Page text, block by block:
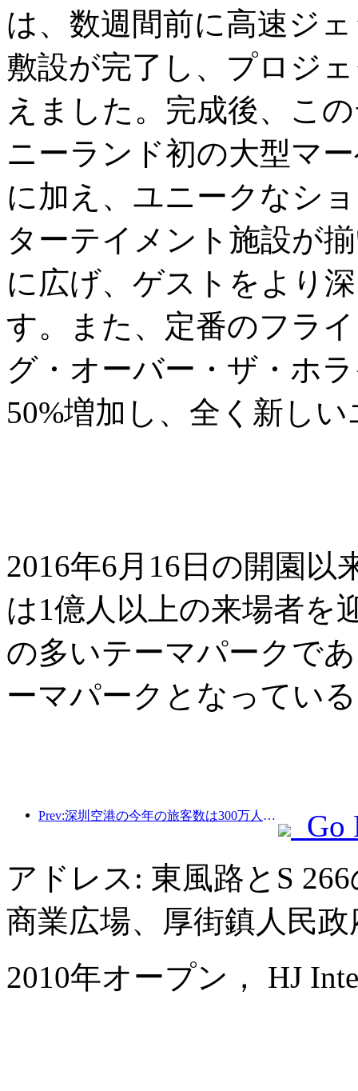
は、数週間前に高速ジ
敷設が完了し、プロジ
えました。完成後、こ
ニーランド初の大型マ
に加え、ユニークなシ
ターテイメント施設が
に広げ、ゲストをより
す。また、定番のフラ
グ・オーバー・ザ・ホ
50%増加し、全く新し
2016年6月16日の開園
は1億人以上の来場者を
の多いテーマパークで
ーマパークとなってい
Prev:深圳空港の今年の旅客数は300万人を超え、同期間の新記録を樹立した。
Go
アドレス: 東風路とS
商業広場、厚街鎮人民政
2010年オープン， HJ